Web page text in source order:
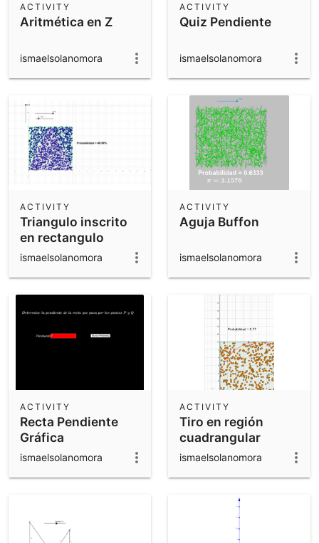
Aritmética en Z
ACTIVITY
ismaelsolanomora
Quiz Pendiente
ACTIVITY
ismaelsolanomora
Triangulo inscrito
en rectangulo
ACTIVITY
ismaelsolanomora
Aguja Buffon
ACTIVITY
ismaelsolanomora
Recta Pendiente
Gráfica
ACTIVITY
ismaelsolanomora
Tiro en región
cuadrangular
ACTIVITY
ismaelsolanomora